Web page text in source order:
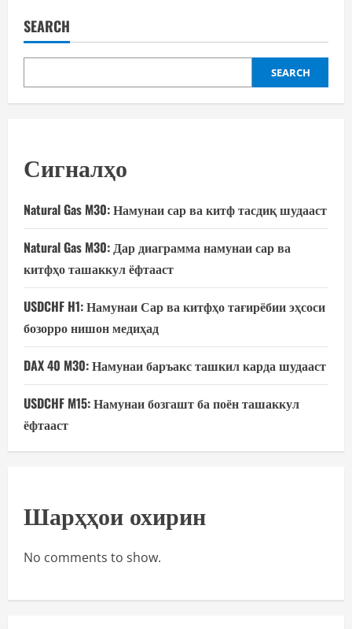
SEARCH
SEARCH
Сигналҳо
Natural Gas M30: Намунаи сар ва китф тасдиқ шудааст
Natural Gas M30: Дар диаграмма намунаи сар ва
китфҳо ташаккул ёфтааст
USDCHF H1: Намунаи Сар ва китфҳо тағирёбии эҳсоси
бозорро нишон медиҳад
DAX 40 M30: Намунаи баръакс ташкил карда шудааст
USDCHF M15: Намунаи бозгашт ба поён ташаккул
ёфтааст
Шарҳҳои охирин
No comments to show.